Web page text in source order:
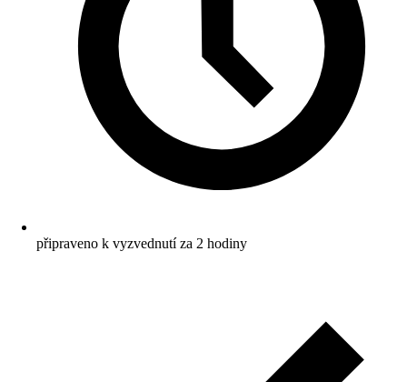
připraveno k vyzvednutí za 2 hodiny